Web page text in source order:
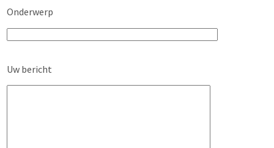
Onderwerp
Uw bericht